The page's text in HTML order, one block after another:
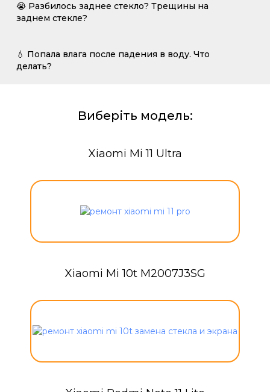
😭 Разбилось заднее стекло? Трещины на
заднем стекле?
💧 Попала влага после падения в воду. Что
делать?
Виберіть модель:
Xiaomi Mi 11 Ultra
Xiaomi Mi 10t M2007J3SG